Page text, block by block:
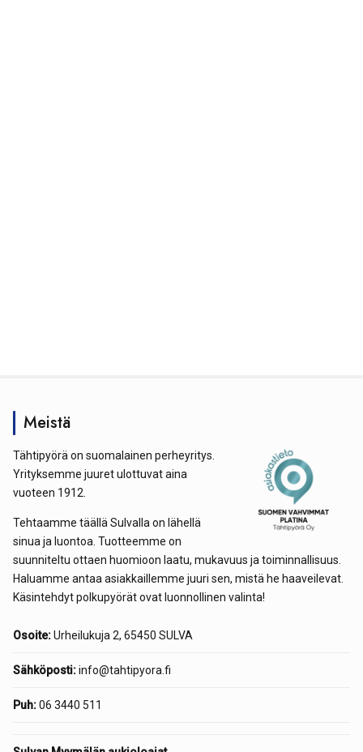
Meistä
Tähtipyörä on suomalainen perheyritys.
Yrityksemme juuret ulottuvat aina
vuoteen 1912.
Tehtaamme täällä Sulvalla on lähellä
sinua ja luontoa. Tuotteemme on
suunniteltu ottaen huomioon laatu, mukavuus ja toiminnallisuus.
Haluamme antaa asiakkaillemme juuri sen, mistä he haaveilevat.
Käsintehdyt polkupyörät ovat luonnollinen valinta!
Osoite:Urheilukuja 2, 65450 SULVA
Sähköposti:info@tahtipyora.fi
Puh:06 3440 511